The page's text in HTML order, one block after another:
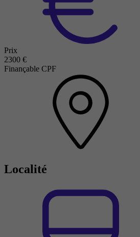
Prix
2300 €
Finançable CPF
Localité